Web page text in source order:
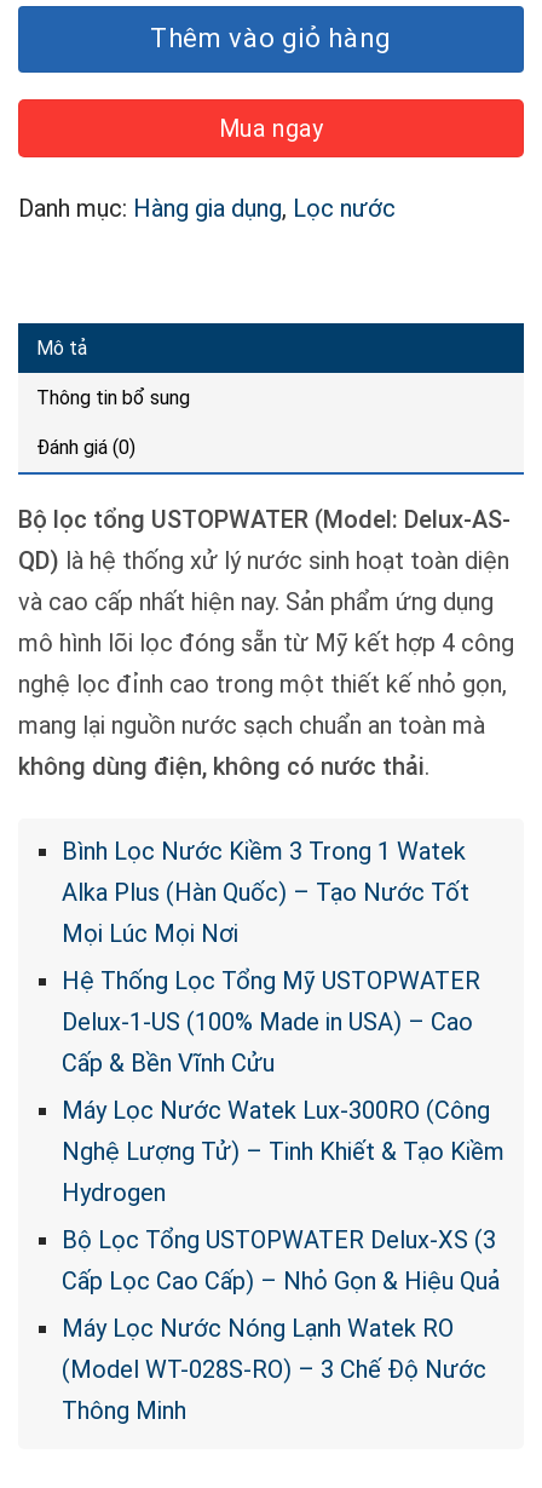
Thêm vào giỏ hàng
Mua ngay
Danh mục: Hàng gia dụng, Lọc nước
Mô tả
Thông tin bổ sung
Đánh giá (0)
Bộ lọc tổng USTOPWATER (Model: Delux-AS-
QD) là hệ thống xử lý nước sinh hoạt toàn diện
và cao cấp nhất hiện nay. Sản phẩm ứng dụng
mô hình lõi lọc đóng sẵn từ Mỹ kết hợp 4 công
nghệ lọc đỉnh cao trong một thiết kế nhỏ gọn,
mang lại nguồn nước sạch chuẩn an toàn mà
không dùng điện, không có nước thải.
Bình Lọc Nước Kiềm 3 Trong 1 Watek
Alka Plus (Hàn Quốc) – Tạo Nước Tốt
Mọi Lúc Mọi Nơi
Hệ Thống Lọc Tổng Mỹ USTOPWATER
Delux-1-US (100% Made in USA) – Cao
Cấp & Bền Vĩnh Cửu
Máy Lọc Nước Watek Lux-300RO (Công
Nghệ Lượng Tử) – Tinh Khiết & Tạo Kiềm
Hydrogen
Bộ Lọc Tổng USTOPWATER Delux-XS (3
Cấp Lọc Cao Cấp) – Nhỏ Gọn & Hiệu Quả
Máy Lọc Nước Nóng Lạnh Watek RO
(Model WT-028S-RO) – 3 Chế Độ Nước
Thông Minh